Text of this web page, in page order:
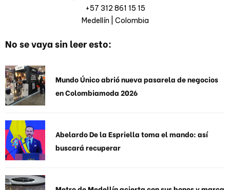
+57 312 861 15 15
Medellín | Colombia
No se vaya sin leer esto:
Mundo Único abrió nueva pasarela de negocios
en Colombiamoda 2026
Abelardo De la Espriella toma el mando: así
buscará recuperar